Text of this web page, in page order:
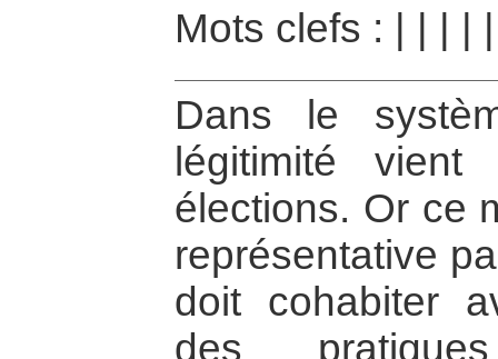
Mots clefs :
Dans le
légitimité vient
élections. Or ce
représentative
doit cohabiter
des